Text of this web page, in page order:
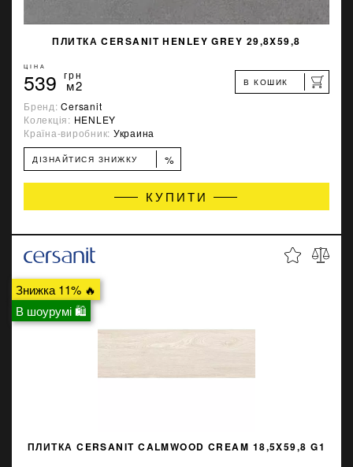
ПЛИТКА CERSANIT HENLEY GREY 29,8X59,8
ЦІНА
539 грн
м2 В КОШИК
Бренд:Cersanit
Колекція: HENLEY
Країна-виробник: Украина
ДІЗНАЙТИСЯ ЗНИЖКУ %
КУПИТИ
Знижка 11% 🔥
В шоурумі 🛍
ПЛИТКА CERSANIT CALMWOOD CREAM 18,5X59,8 G1